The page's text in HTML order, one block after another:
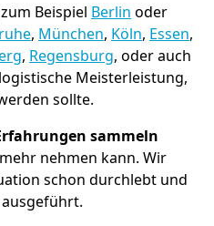
Beispiel Berlin oder
, München, Köln, Essen,
, Regensburg, oder auch
Meisterleistung,
sollte.
sammeln
nehmen kann. Wir
schon durchlebt und